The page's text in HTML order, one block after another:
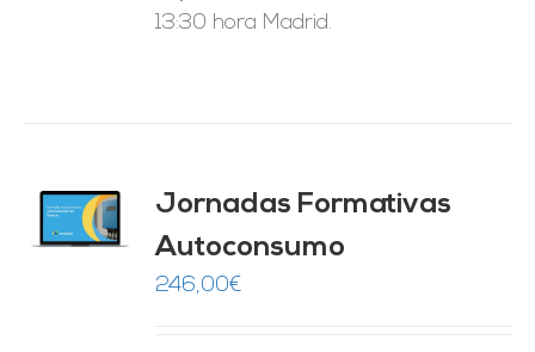
13:30 hora Madrid.
Jornadas Formativas
Autoconsumo
246,00€